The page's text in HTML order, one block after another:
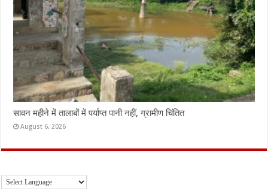
सावन महीने में तालाबों में पर्याप्त पानी नहीं, ग्रामीण चिंतित
August 6, 2026